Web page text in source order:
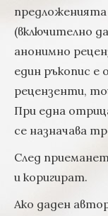
(включително
анонимно
един ръкопис
рецензенти,
При една
се назначава
След
и коригират.
Ако даден